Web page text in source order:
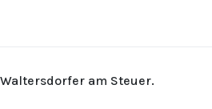
am Steuer.